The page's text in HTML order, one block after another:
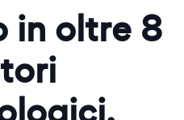
in oltre 8